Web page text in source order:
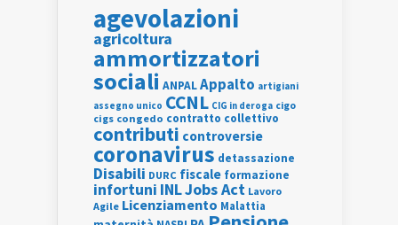
agevolazioni
agricoltura
ammortizzatori
sociali ANPALAppalto artigiani
assegno unico CCNL CIG in deroga cigo
cigs congedo contratto collettivo
contributi controversie
coronavirus detassazione
Disabili DURC fiscale formazione
infortuni INLJobs Act Lavoro
Agile Licenziamento Malattia